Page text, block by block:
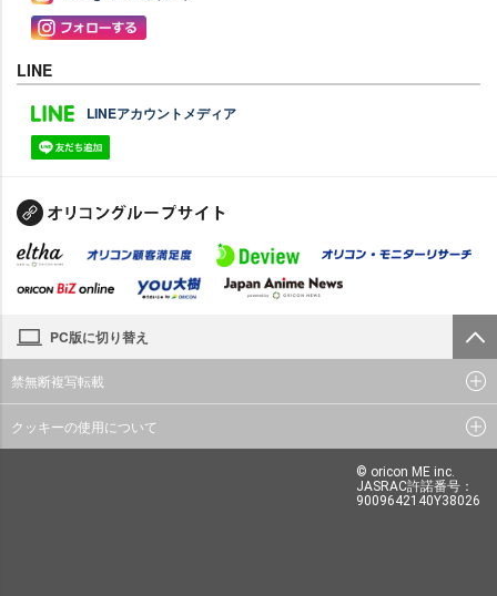
LINE
LINEアカウントメディア
PC版に切り替え
禁無断複写転載
クッキーの使用について
© oricon ME inc.
JASRAC許諾番号：
9009642140Y38026